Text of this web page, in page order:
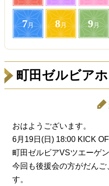
7月 8月 9月
町田ゼルビア
おはようございます。
6月19日(日) 18:00 KICK
町田ゼルビアVSツエーゲ
今回も後援会の方がだん
す。